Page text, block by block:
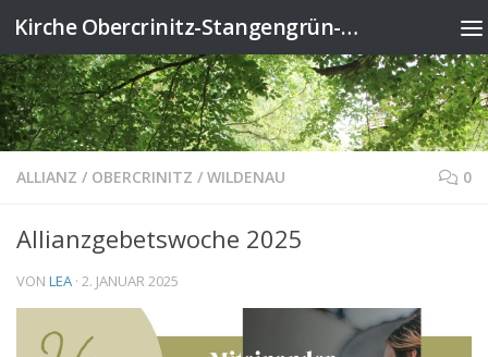
Zum Inhalt springen Kirche Obercrinitz-Stangengrün-Wildenau
ALLIANZ / OBERCRINITZ / WILDENAU 0
Allianzgebetswoche 2025
VON LEA · 2. JANUAR 2025